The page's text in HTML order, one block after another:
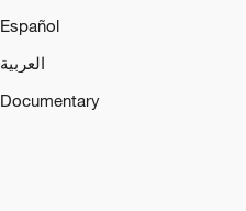
Español
العربية
Documentary